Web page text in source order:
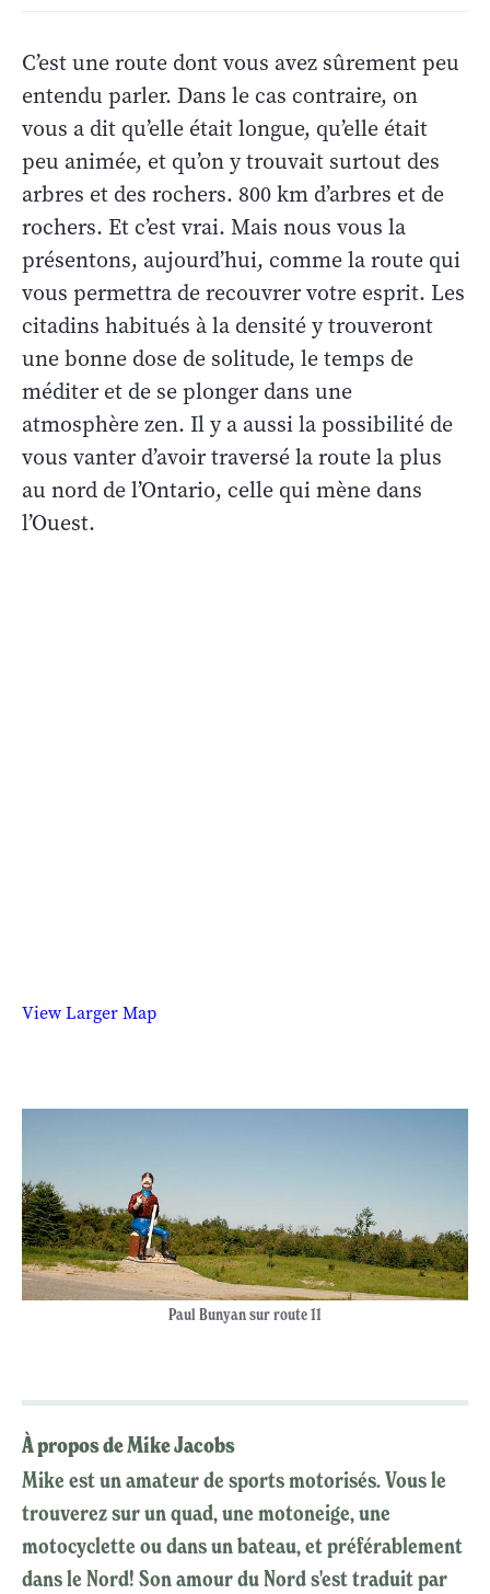
C’est une route dont vous avez sûrement peu
entendu parler. Dans le cas contraire, on
vous a dit qu’elle était longue, qu’elle était
peu animée, et qu’on y trouvait surtout des
arbres et des rochers. 800 km d’arbres et de
rochers. Et c’est vrai. Mais nous vous la
présentons, aujourd’hui, comme la route qui
vous permettra de recouvrer votre esprit. Les
citadins habitués à la densité y trouveront
une bonne dose de solitude, le temps de
méditer et de se plonger dans une
atmosphère zen. Il y a aussi la possibilité de
vous vanter d’avoir traversé la route la plus
au nord de l’Ontario, celle qui mène dans
l’Ouest.
View Larger Map
Paul Bunyan sur route 11
À propos de Mike Jacobs
Mike est un amateur de sports motorisés. Vous le
trouverez sur un quad, une motoneige, une
motocyclette ou dans un bateau, et préférablement
dans le Nord! Son amour du Nord s'est traduit par